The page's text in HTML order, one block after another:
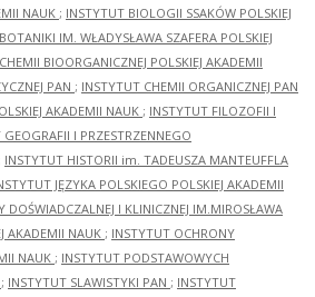
NAUK ; INSTYTUT BIOLOGII SSAKÓW POLSKIEJ
IM. WŁADYSŁAWA SZAFERA POLSKIEJ
BIOORGANICZNEJ POLSKIEJ AKADEMII
PAN ; INSTYTUT CHEMII ORGANICZNEJ PAN
AKADEMII NAUK ; INSTYTUT FILOZOFII I
I PRZESTRZENNEGO
INSTYTUT HISTORII im. TADEUSZA MANTEUFFLA
JĘZYKA POLSKIEGO POLSKIEJ AKADEMII
DOŚWIADCZALNEJ I KLINICZNEJ IM.MIROSŁAWA
AKADEMII NAUK ; INSTYTUT OCHRONY
NAUK ; INSTYTUT PODSTAWOWYCH
; INSTYTUT SLAWISTYKI PAN ; INSTYTUT